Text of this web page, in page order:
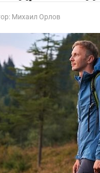
Михаил Орлов